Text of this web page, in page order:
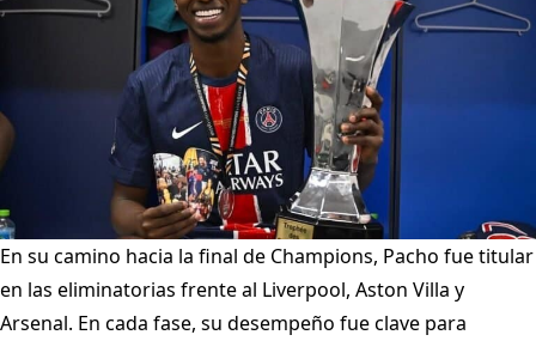
En su camino hacia la final de Champions, Pacho fue titular
en las eliminatorias frente al Liverpool, Aston Villa y
Arsenal. En cada fase, su desempeño fue clave para